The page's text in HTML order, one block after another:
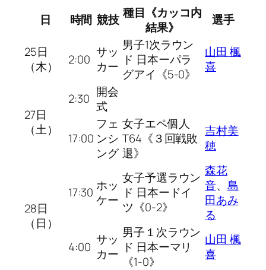
日 時間 競技 種目《カッコ内
結果》
選手
25日
（木）
2:00 サッ
カー
男子1次ラウン
ド 日本ーパラ
グアイ《5-0》
山田 楓
喜
27日
（土）
2:30 開会
式
17:00
フェ
ンシ
ング
女子エペ個人
T64《３回戦敗
退》
吉村美
穂
28日
（日）
17:30 ホッ
ケー
女子予選ラウン
ド 日本ードイ
ツ《0-2》
森花
音、 島
田あみ
る
4:00 サッ
カー
男子１次ラウン
ド 日本ーマリ
《1-0》
山田 楓
喜